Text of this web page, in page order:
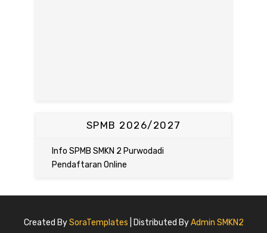
SPMB 2026/2027
Info SPMB SMKN 2 Purwodadi
Pendaftaran Online
Created BySoraTemplates | Distributed ByAdmin SMKN2